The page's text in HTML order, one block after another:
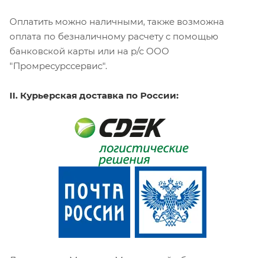
Оплатить можно наличными, также возможна
оплата по безналичному расчету с помощью
банковской карты или на р/с ООО
"Промресурссервис".
II. Курьерская доставка по России: